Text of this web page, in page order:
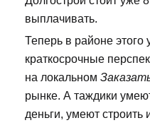
выплачивать.
Теперь в районе этого
краткосрочные
на локальном
рынке. А таждики
деньги, умеют строить